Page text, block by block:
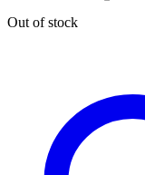
Out of stock